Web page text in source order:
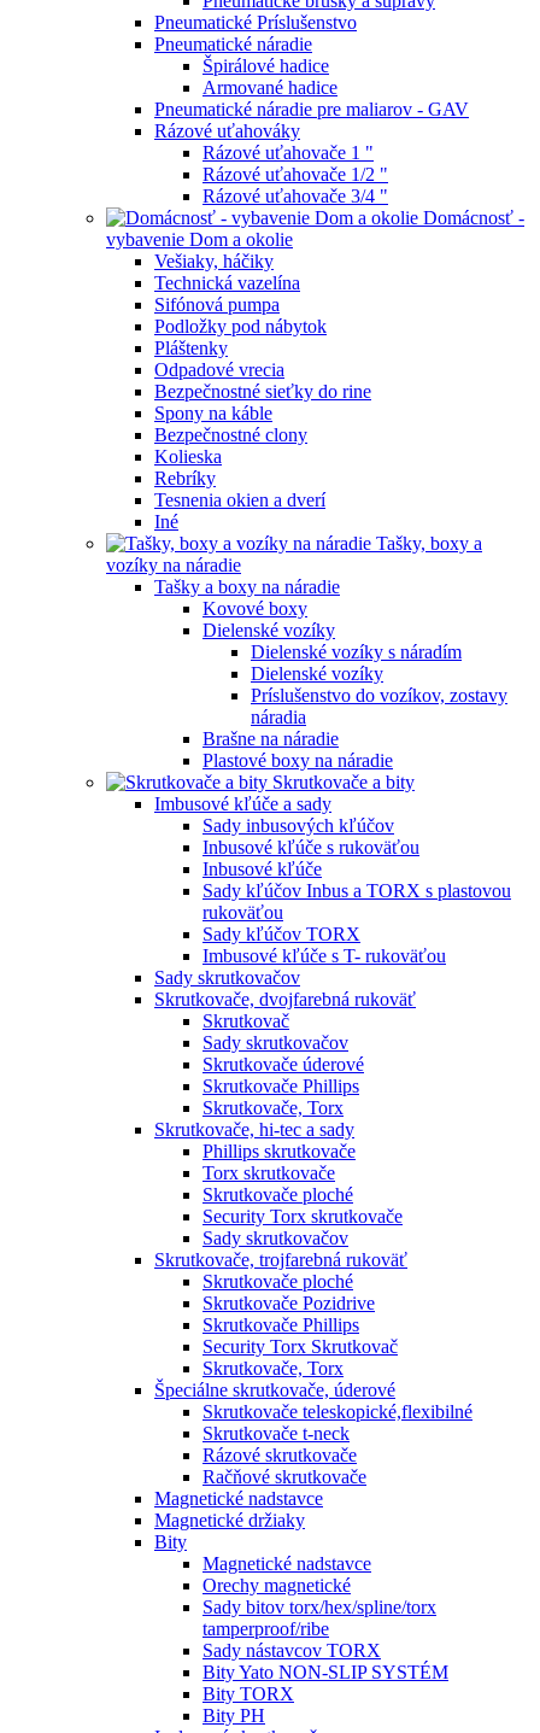
Pneumatické Príslušenstvo
Pneumatické náradie
Špirálové hadice
Armované hadice
Pneumatické náradie pre maliarov - GAV
Rázové uťahováky
Rázové uťahovače 1 "
Rázové uťahovače 1/2 "
Rázové uťahovače 3/4 "
Domácnosť -
vybavenie Dom a okolie
Vešiaky, háčiky
Technická vazelína
Sifónová pumpa
Podložky pod nábytok
Pláštenky
Odpadové vrecia
Bezpečnostné sieťky do rine
Spony na káble
Bezpečnostné clony
Kolieska
Rebríky
Tesnenia okien a dverí
Iné
Tašky, boxy a
vozíky na náradie
Tašky a boxy na náradie
Kovové boxy
Dielenské vozíky
Dielenské vozíky s náradím
Dielenské vozíky
Príslušenstvo do vozíkov, zostavy
náradia
Brašne na náradie
Plastové boxy na náradie
Skrutkovače a bity
Imbusové kľúče a sady
Sady inbusových kľúčov
Inbusové kľúče s rukoväťou
Inbusové kľúče
Sady kľúčov Inbus a TORX s plastovou
rukoväťou
Sady kľúčov TORX
Imbusové kľúče s T- rukoväťou
Sady skrutkovačov
Skrutkovače, dvojfarebná rukoväť
Skrutkovač
Sady skrutkovačov
Skrutkovače úderové
Skrutkovače Phillips
Skrutkovače, Torx
Skrutkovače, hi-tec a sady
Phillips skrutkovače
Torx skrutkovače
Skrutkovače ploché
Security Torx skrutkovače
Sady skrutkovačov
Skrutkovače, trojfarebná rukoväť
Skrutkovače ploché
Skrutkovače Pozidrive
Skrutkovače Phillips
Security Torx Skrutkovač
Skrutkovače, Torx
Špeciálne skrutkovače, úderové
Skrutkovače teleskopické,flexibilné
Skrutkovače t-neck
Rázové skrutkovače
Račňové skrutkovače
Magnetické nadstavce
Magnetické držiaky
Bity
Magnetické nadstavce
Orechy magnetické
Sady bitov torx/hex/spline/torx
tamperproof/ribe
Sady nástavcov TORX
Bity Yato NON-SLIP SYSTÉM
Bity TORX
Bity PH